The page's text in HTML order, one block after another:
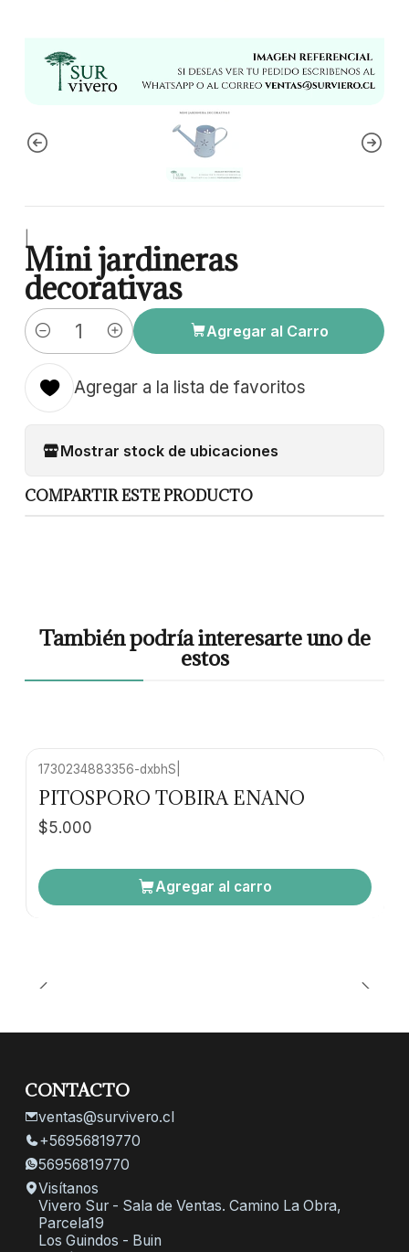
Mini jardineras
decorativas
Cantidad
Agregar al Carro
Agregar a la lista de favoritos
Mostrar stock de ubicaciones
COMPARTIR ESTE PRODUCTO
También podría interesarte uno de
estos
1730234883356-dxbhS
PITOSPORO TOBIRA ENANO
$5.000
Agregar al carro
CONTACTO
ventas@survivero.cl
+56956819770
56956819770
Visítanos
Vivero Sur - Sala de Ventas. Camino La Obra,
Parcela19
Los Guindos - Buin